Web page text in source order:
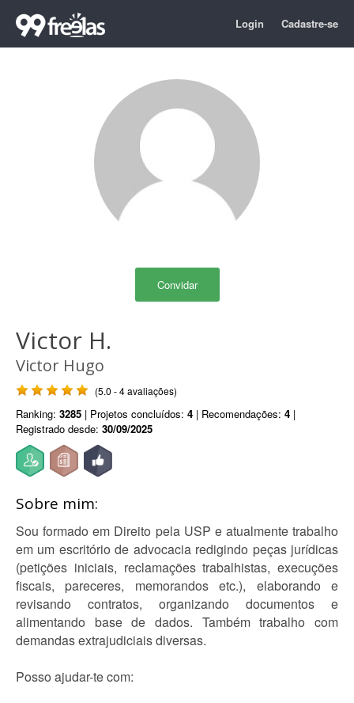
Login Cadastre-se
Convidar
Victor H.
Victor Hugo
(5.0 - 4 avaliações)
Ranking: 3285 | Projetos concluídos: 4 | Recomendações: 4 |
Registrado desde: 30/09/2025
Sobre mim:
Sou formado em Direito pela USP e atualmente trabalho
em um escritório de advocacia redigindo peças jurídicas
(petições iniciais, reclamações trabalhistas, execuções
fiscais, pareceres, memorandos etc.), elaborando e
revisando contratos, organizando documentos e
alimentando base de dados. Também trabalho com
demandas extrajudiciais diversas.
Posso ajudar-te com: